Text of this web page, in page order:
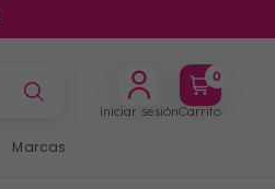
Iniciar sesión
0
Carrito
Marcas